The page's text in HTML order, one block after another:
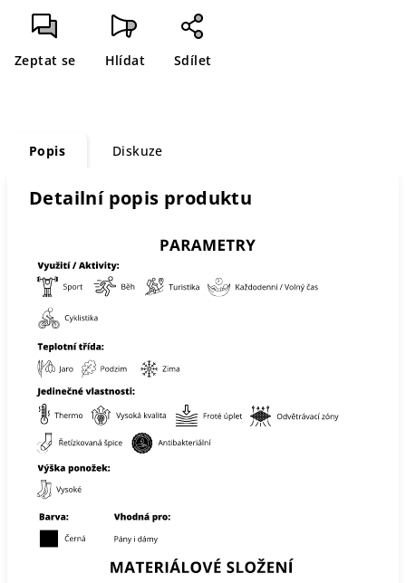
Zeptat se Hlídat Sdílet
Popis Diskuze
Detailní popis produktu